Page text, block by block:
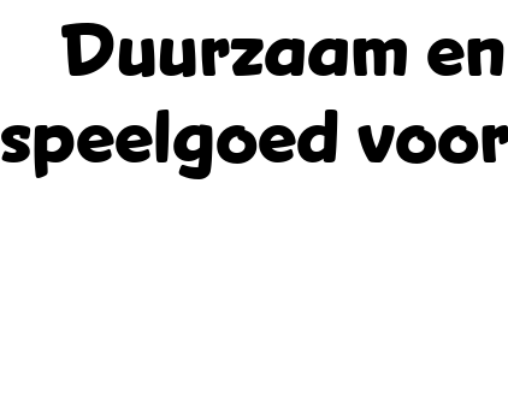
Duurzaam
speelgoed